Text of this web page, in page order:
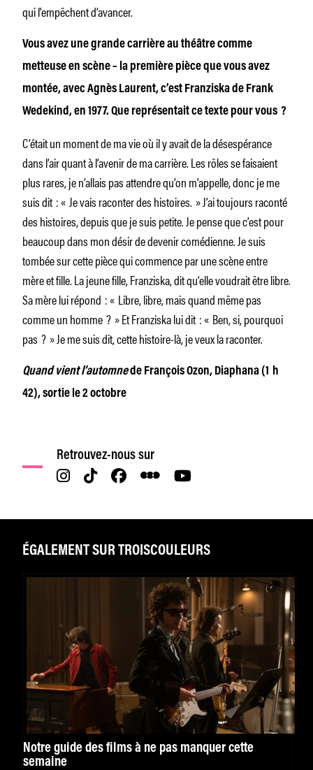
qui l’empêchent d’avancer.
Vous avez une grande carrière au théâtre comme
metteuse en scène – la première pièce que vous avez
montée, avec Agnès Laurent, c’est Franziska de Frank
Wedekind, en 1977. Que représentait ce texte pour vous ?
C’était un moment de ma vie où il y avait de la désespérance
dans l’air quant à l’avenir de ma carrière. Les rôles se faisaient
plus rares, je n’allais pas attendre qu’on m’appelle, donc je me
suis dit : « Je vais raconter des histoires. » J’ai toujours raconté
des histoires, depuis que je suis petite. Je pense que c’est pour
beaucoup dans mon désir de devenir comédienne. Je suis
tombée sur cette pièce qui commence par une scène entre
mère et fille. La jeune fille, Franziska, dit qu’elle voudrait être libre.
Sa mère lui répond : « Libre, libre, mais quand même pas
comme un homme ? » Et Franziska lui dit : « Ben, si, pourquoi
pas ? » Je me suis dit, cette histoire-là, je veux la raconter.
Quand vient l’automnede François Ozon, Diaphana (1 h
42), sortie le 2 octobre
Retrouvez-nous sur
ÉGALEMENT SUR TROISCOULEURS
Notre guide des films à ne pas manquer cette
semaine